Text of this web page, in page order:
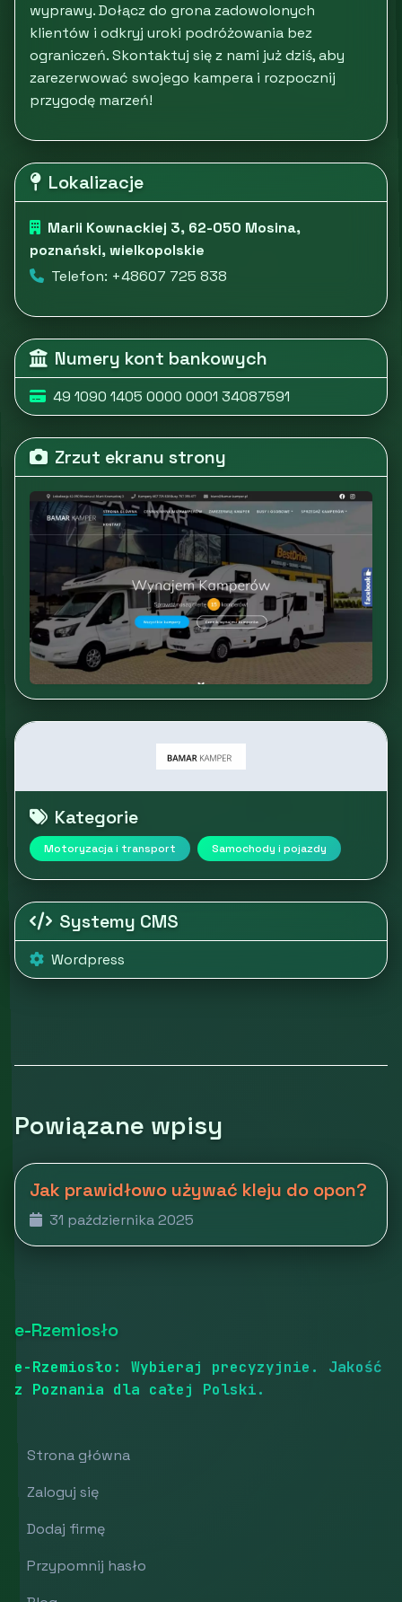
wyprawy. Dołącz do grona zadowolonych
klientów i odkryj uroki podróżowania bez
ograniczeń. Skontaktuj się z nami już dziś, aby
zarezerwować swojego kampera i rozpocznij
przygodę marzeń!
Lokalizacje
Marii Kownackiej 3, 62-050 Mosina,
poznański, wielkopolskie
Telefon: +48607 725 838
Numery kont bankowych
49 1090 1405 0000 0001 34087591
Zrzut ekranu strony
Kategorie
Motoryzacja i transport Samochody i pojazdy
Systemy CMS
Wordpress
Powiązane wpisy
Jak prawidłowo używać kleju do opon?
31 października 2025
e-Rzemiosło
e-Rzemiosło: Wybieraj precyzyjnie. Jakość
z Poznania dla całej Polski.
Strona główna
Zaloguj się
Dodaj firmę
Przypomnij hasło